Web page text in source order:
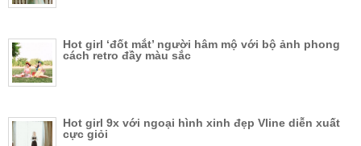
Hot girl ‘đốt mắt’ người hâm mộ với bộ ảnh phong
cách retro đầy màu sắc
Hot girl 9x với ngoại hình xinh đẹp Vline diễn xuất
cực giỏi